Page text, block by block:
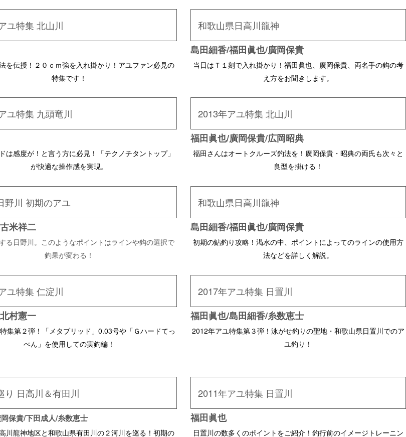
ユ特集 北山川
を伝授！２０ｃｍ強を入れ掛かり！アユファン必見の
特集です！
和歌山県日高川龍神
島田細香/福田眞也/廣岡保貴
当日はＴ１刻で入れ掛かり！福田眞也、廣岡保貴、両名手の鈎の考
え方をお聞きします。
ユ特集 九頭竜川
は感度が！と言う方に必見！「テクノチタントップ」
が快適な操作感を実現。
2013年アユ特集 北山川
福田眞也/廣岡保貴/広岡昭典
福田さんはオートクルーズ釣法を！廣岡保貴・昭典の両氏も次々と
良型を掛ける！
野川 初期のアユ
米祥二
る日野川。このようなポイントはラインや鈎の選択で
釣果が変わる！
和歌山県日高川龍神
島田細香/福田眞也/廣岡保貴
初期の鮎釣り攻略！渇水の中、ポイントによってのラインの使用方
法などを詳しく解説。
ユ特集 仁淀川
村憲一
集第２弾！「メタブリッド」0.03号や「Ｇハードてっ
ぺん」を使用しての実釣編！
2017年アユ特集 日置川
福田眞也/島田細香/糸数恵士
2012年アユ特集第３弾！泳がせ釣りの聖地・和歌山県日置川でのア
ユ釣り！
り 日高川＆有田川
保貴/下田成人/糸数恵士
川龍神地区と和歌山県有田川の２河川を巡る！初期の
2011年アユ特集 日置川
福田眞也
日置川の数多くのポイントをご紹介！釣行前のイメージトレーニン